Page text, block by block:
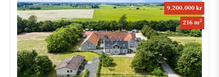
9.200.000 kr
216 m2